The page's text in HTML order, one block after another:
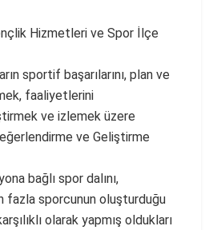
Hizmetleri ve Spor İlçe
sportif başarılarını, plan ve
faaliyetlerini
ve izlemek üzere
ve Geliştirme
bağlı spor dalını,
fazla sporcunun oluşturduğu
olarak yapmış oldukları